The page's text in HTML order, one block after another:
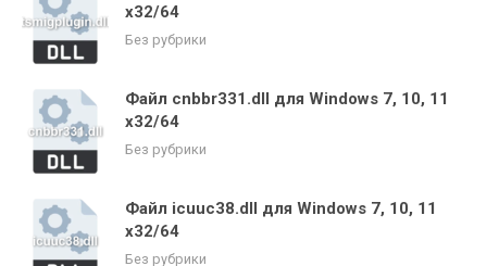
x32/64
Без рубрики
Файл cnbbr331.dll для Windows 7, 10, 11
x32/64
Без рубрики
Файл icuuc38.dll для Windows 7, 10, 11
x32/64
Без рубрики